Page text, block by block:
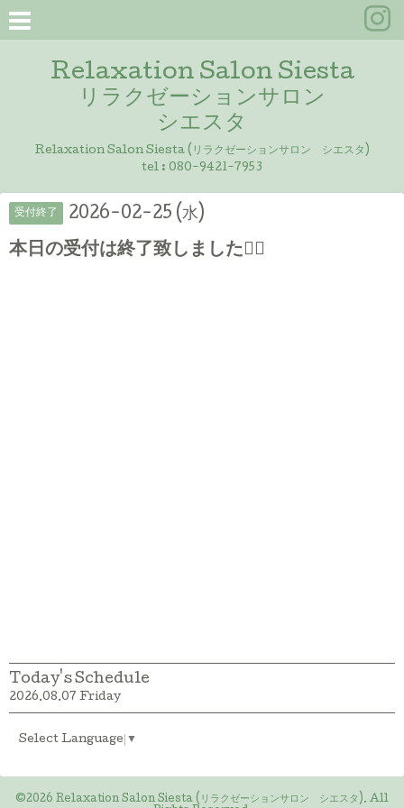
Relaxation Salon Siesta
リラクゼーションサロン
シエスタ
Relaxation Salon Siesta (リラクゼーションサロン シエスタ)
tel : 080-9421-7953
受付終了 2026-02-25 (水)
本日の受付は終了致しました🙇‍♀️
Today's Schedule
2026.08.07 Friday
Select Language ▼
©2026 Relaxation Salon Siesta (リラクゼーションサロン シエスタ). All